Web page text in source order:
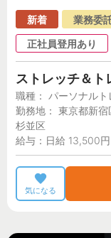
新着 業務委
正社員登用あり
ストレッチ＆ト
職種： パーソナルト
勤務地： 東京都新
杉並区
給与：日給 13,500
気になる